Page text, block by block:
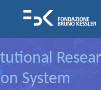
System